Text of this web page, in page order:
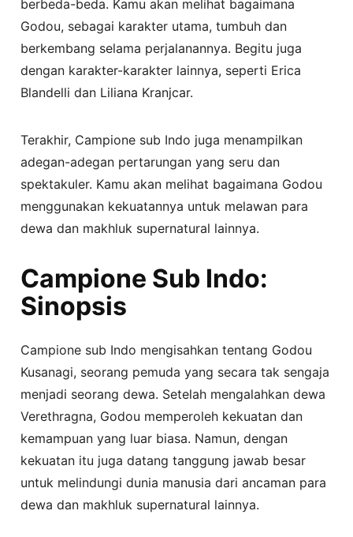
berbeda-beda. Kamu akan melihat bagaimana
Godou, sebagai karakter utama, tumbuh dan
berkembang selama perjalanannya. Begitu juga
dengan karakter-karakter lainnya, seperti Erica
Blandelli dan Liliana Kranjcar.
Terakhir, Campione sub Indo juga menampilkan
adegan-adegan pertarungan yang seru dan
spektakuler. Kamu akan melihat bagaimana Godou
menggunakan kekuatannya untuk melawan para
dewa dan makhluk supernatural lainnya.
Campione Sub Indo:
Sinopsis
Campione sub Indo mengisahkan tentang Godou
Kusanagi, seorang pemuda yang secara tak sengaja
menjadi seorang dewa. Setelah mengalahkan dewa
Verethragna, Godou memperoleh kekuatan dan
kemampuan yang luar biasa. Namun, dengan
kekuatan itu juga datang tanggung jawab besar
untuk melindungi dunia manusia dari ancaman para
dewa dan makhluk supernatural lainnya.